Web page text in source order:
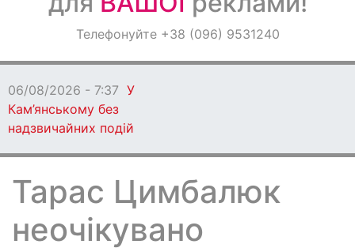
ОголошенняТелефонуйте +38 (096) 9531240
06/08/2026 - 7:37 У
Кам’янському без
надзвичайних подій
Тарас Цимбалюк
неочікувано